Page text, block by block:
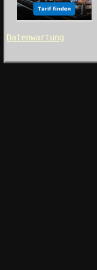
Datenwartung